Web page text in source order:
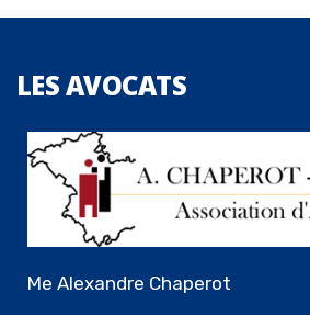
LESAVOCATS
Me Alexandre Chaperot